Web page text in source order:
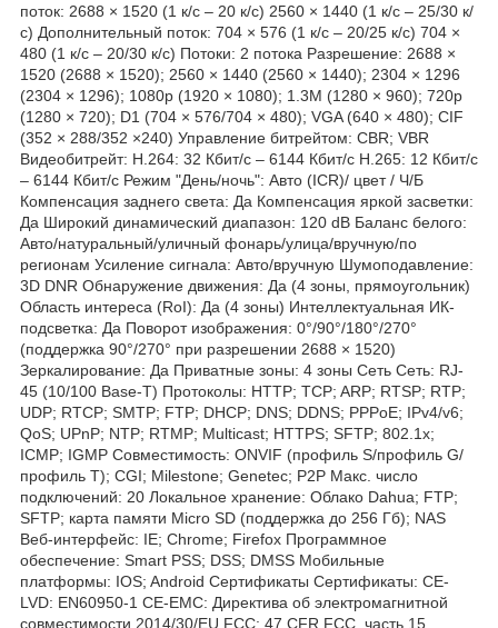
поток: 2688 × 1520 (1 к/с – 20 к/с) 2560 × 1440 (1 к/с – 25/30 к/
с) Дополнительный поток: 704 × 576 (1 к/с – 20/25 к/с) 704 ×
480 (1 к/с – 20/30 к/с) Потоки: 2 потока Разрешение: 2688 ×
1520 (2688 × 1520); 2560 × 1440 (2560 × 1440); 2304 × 1296
(2304 × 1296); 1080p (1920 × 1080); 1.3M (1280 × 960); 720p
(1280 × 720); D1 (704 × 576/704 × 480); VGA (640 × 480); CIF
(352 × 288/352 ×240) Управление битрейтом: CBR; VBR
Видеобитрейт: H.264: 32 Кбит/с – 6144 Кбит/с H.265: 12 Кбит/с
– 6144 Кбит/с Режим "День/ночь": Авто (ICR)/ цвет / Ч/Б
Компенсация заднего света: Да Компенсация яркой засветки:
Да Широкий динамический диапазон: 120 dB Баланс белого:
Авто/натуральный/уличный фонарь/улица/вручную/по
регионам Усиление сигнала: Авто/вручную Шумоподавление:
3D DNR Обнаружение движения: Да (4 зоны, прямоугольник)
Область интереса (RoI): Да (4 зоны) Интеллектуальная ИК-
подсветка: Да Поворот изображения: 0°/90°/180°/270°
(поддержка 90°/270° при разрешении 2688 × 1520)
Зеркалирование: Да Приватные зоны: 4 зоны Сеть Сеть: RJ-
45 (10/100 Base-T) Протоколы: HTTP; TCP; ARP; RTSP; RTP;
UDP; RTCP; SMTP; FTP; DHCP; DNS; DDNS; PPPoE; IPv4/v6;
QoS; UPnP; NTP; RTMP; Multicast; HTTPS; SFTP; 802.1x;
ICMP; IGMP Совместимость: ONVIF (профиль S/профиль G/
профиль T); CGI; Milestone; Genetec; P2P Макс. число
подключений: 20 Локальное хранение: Облако Dahua; FTP;
SFTP; карта памяти Micro SD (поддержка до 256 Гб); NAS
Веб-интерфейс: IE; Chrome; Firefox Программное
обеспечение: Smart PSS; DSS; DMSS Мобильные
платформы: IOS; Android Сертификаты Сертификаты: CE-
LVD: EN60950-1 CE-EMC: Директива об электромагнитной
совместимости 2014/30/EU FCC: 47 CFR FCC, часть 15,